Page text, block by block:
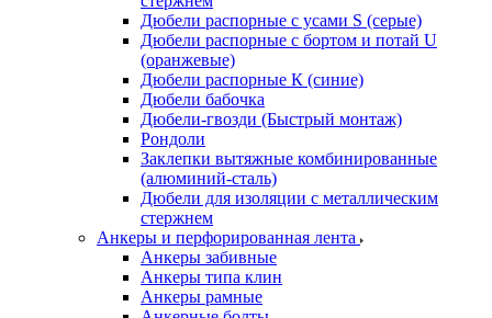
Дюбели распорные с усами S (серые)
Дюбели распорные c бортом и потай U
(оранжевые)
Дюбели распорные К (синие)
Дюбели бабочка
Дюбели-гвозди (Быстрый монтаж)
Рондоли
Заклепки вытяжные комбинированные
(алюминий-сталь)
Дюбели для изоляции с металлическим
стержнем
Анкеры и перфорированная лента
Анкеры забивные
Анкеры типа клин
Анкеры рамные